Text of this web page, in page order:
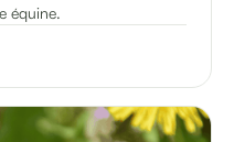
équine.